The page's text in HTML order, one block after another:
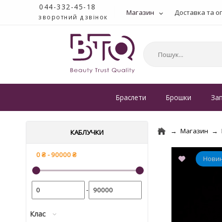
044-332-45-18
зворотний дзвінок Магазин Доставка та
Браслети Брошки
КАБЛУЧКИ
-
Клас
Магазин